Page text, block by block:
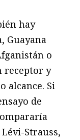
hay
Guayana
o
receptor y
alcance. Si
de
Lévi-Strauss,